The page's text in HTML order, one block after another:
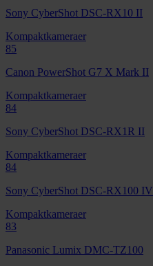
Sony CyberShot DSC-RX10 II
Kompaktkameraer
85
Canon PowerShot G7 X Mark II
Kompaktkameraer
84
Sony CyberShot DSC-RX1R II
Kompaktkameraer
84
Sony CyberShot DSC-RX100 IV
Kompaktkameraer
83
Panasonic Lumix DMC-TZ100